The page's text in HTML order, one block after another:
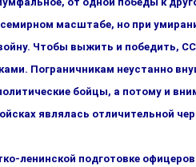
масштабе, но при
Чтобы выжить и победить,
Пограничникам не­устанно
бойцы, а потому и
являлась отли­чительной
ленинской подготовке